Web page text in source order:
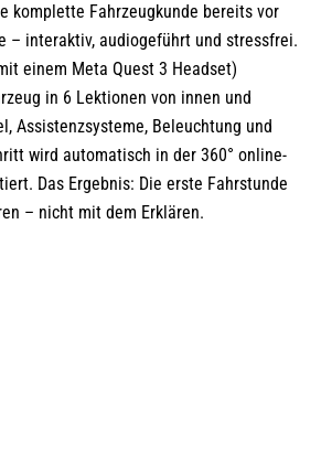
komplette Fahrzeugkunde bereits vor
– interaktiv, audiogeführt und stressfrei.
einem Meta Quest 3 Headset)
in 6 Lektionen von innen und
Assistenzsysteme, Beleuchtung und
wird automatisch in der 360° online-
Das Ergebnis: Die erste Fahrstunde
– nicht mit dem Erklären.